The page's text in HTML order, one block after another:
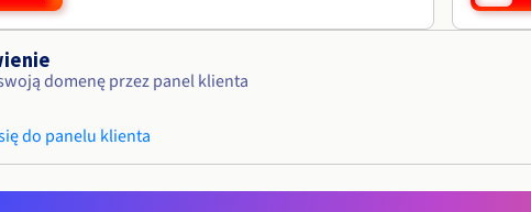
domenę przez panel klienta
do panelu klienta